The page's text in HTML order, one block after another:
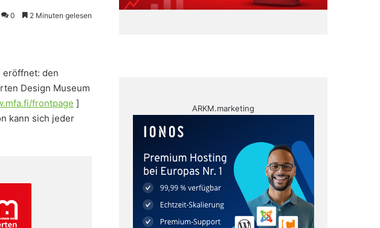
0 2 Minuten gelesen
eröffnet: den
Design Museum
frontpage ]
kann sich jeder
ARKM.marketing